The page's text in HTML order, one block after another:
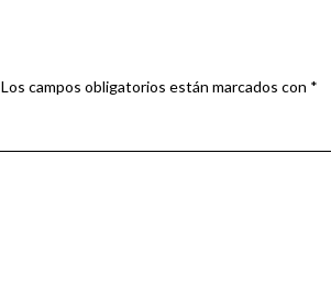
Los campos obligatorios están marcados con *